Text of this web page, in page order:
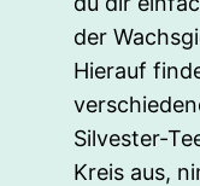
der
Hierauf
Silvester-
Kreis aus,